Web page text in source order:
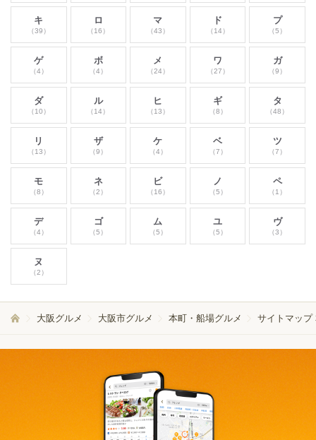
キ
（39）
ロ
（16）
マ
（43）
ド
（14）
プ
（5）
ゲ
（4）
ボ
（4）
メ
（24）
ワ
（27）
ガ
（9）
ダ
（10）
ル
（14）
ヒ
（13）
ギ
（8）
タ
（48）
リ
（13）
ザ
（9）
ケ
（4）
ベ
（7）
ツ
（7）
モ
（8）
ネ
（2）
ビ
（16）
ノ
（5）
ペ
（1）
デ
（4）
ゴ
（5）
ム
（5）
ユ
（5）
ヴ
（3）
ヌ
（2）
大阪グルメ 大阪市グルメ 本町・船場グルメ サイトマップ